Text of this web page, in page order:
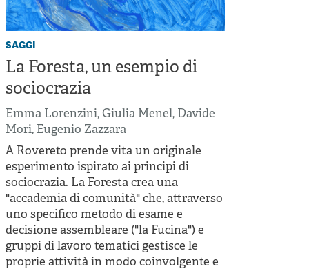
saggi
La Foresta, un esempio di
sociocrazia
Emma Lorenzini,Giulia Menel, Davide
Mori, Eugenio Zazzara
A Rovereto prende vita un originale
esperimento ispirato ai principi di
sociocrazia. La Foresta crea una
"accademia di comunità" che, attraverso
uno specifico metodo di esame e
decisione assembleare ("la Fucina") e
gruppi di lavoro tematici gestisce le
proprie attività in modo coinvolgente e